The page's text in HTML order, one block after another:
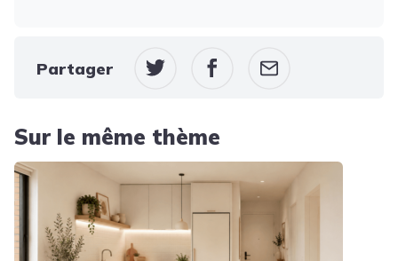
Partager
Sur le même thème